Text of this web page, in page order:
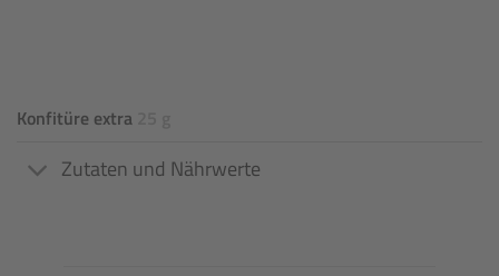
Konfitüre extra
Zutaten und Nährwerte